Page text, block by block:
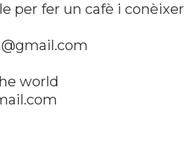
per fer un cafè i conèixer
world